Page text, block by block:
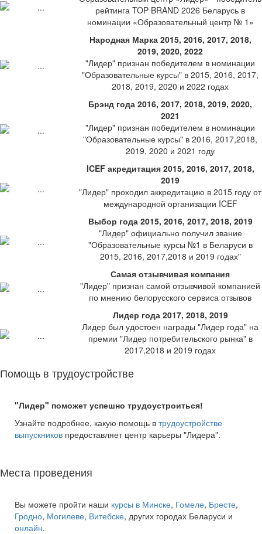
рейтинга TOP BRAND 2026 Беларусь в
номинации «Образовательный центр № 1»
Народная Марка 2015, 2016, 2017, 2018,
2019, 2020, 2022
"Лидер" признан победителем в номинации
"Образовательные курсы" в 2015, 2016, 2017,
2018, 2019, 2020 и 2022 годах
Брэнд года 2016, 2017, 2018, 2019, 2020,
2021
"Лидер" признан победителем в номинации
"Образовательные курсы" в 2016, 2017,2018,
2019, 2020 и 2021 году
ICEF акредитация 2015, 2016, 2017, 2018,
2019
"Лидер" проходил аккредитацию в 2015 году от
международной организации ICEF
Выбор года 2015, 2016, 2017, 2018, 2019
"Лидер" официально получил звание
"Образовательные курсы №1 в Беларуси в
2015, 2016, 2017,2018 и 2019 годах"
Самая отзывчивая компания
"Лидер" признан самой отзывчивой компанией
по мнению белорусского сервиса отзывов
Лидер года 2017, 2018, 2019
Лидер был удостоен награды "Лидер года" на
премии "Лидер потребительского рынка" в
2017,2018 и 2019 годах
Помощь в трудоустройстве
"Лидер" поможет успешно трудоустроиться!
Узнайте подробнее, какую помощь в трудоустройстве
выпускников предоставляет центр карьеры "Лидера".
Места проведения
Вы можете пройти наши курсы в Минске, Гомеле, Бресте,
Гродно, Могилеве, Витебске, других городах Беларуси и
онлайн.